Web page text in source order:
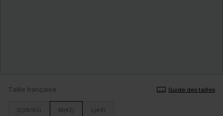
Taille française Guide des tailles
S(38/40) M(42) L(44)